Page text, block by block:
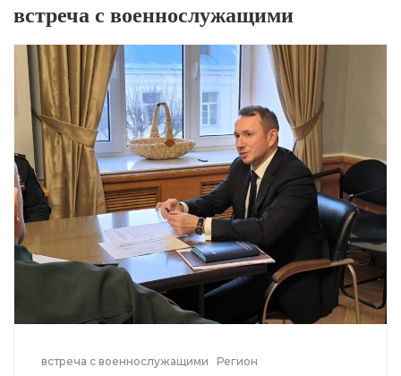
встреча с военнослужащими
встреча с военнослужащими Регион